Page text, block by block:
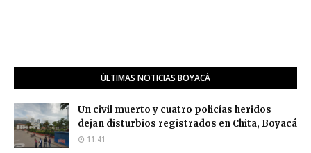
ÚLTIMAS NOTICIAS BOYACÁ
Un civil muerto y cuatro policías heridos
dejan disturbios registrados en Chita, Boyacá
11:41